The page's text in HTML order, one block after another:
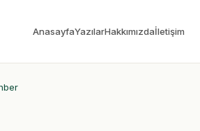
AnasayfaYazılarHakkımızdaİletişim